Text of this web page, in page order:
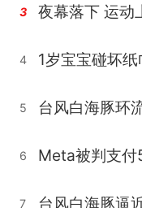
3 夜幕落下 运动
4
5
6 Meta被判支付
7 台风白海豚逼